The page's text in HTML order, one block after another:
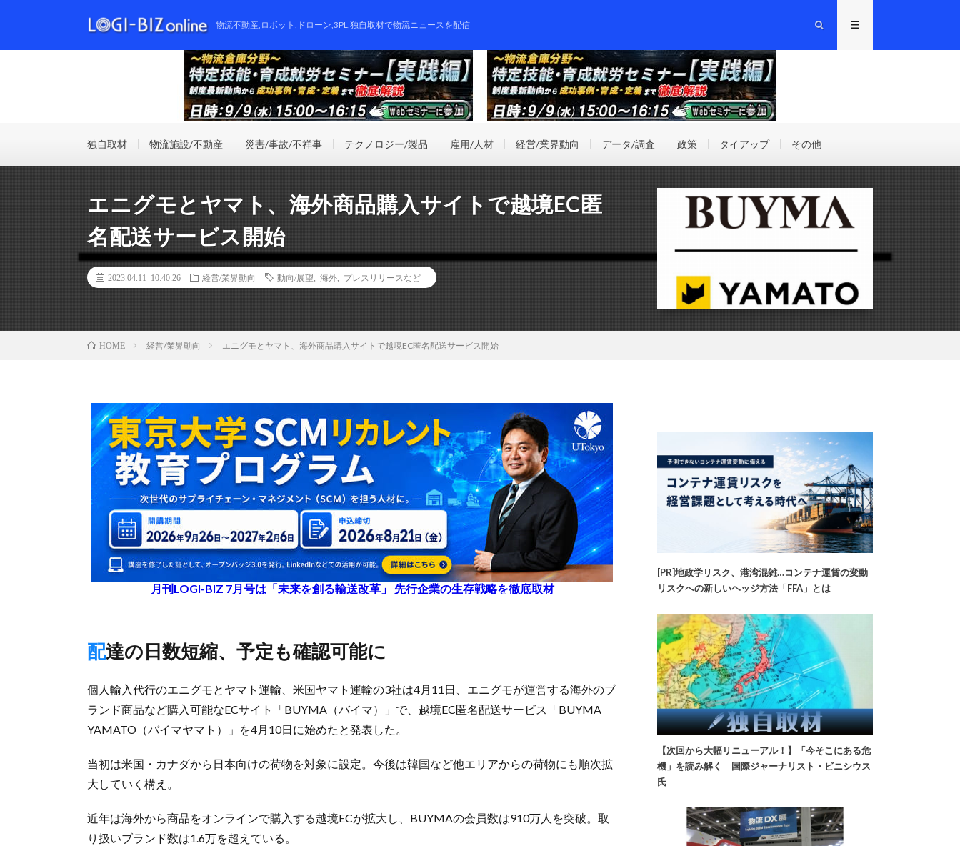
物流不動産,ロボット,ドローン,3PL,独自取材で物流ニュースを配信
独自取材 物流施設/不動産 災害/事故/不祥事 テクノロジー/製品 雇用/人材 経営/業界動向 データ/調査 政策 タイアップ その他
エニグモとヤマト、海外商品購入サイトで越境EC匿
名配送サービス開始
2023.04.11 10:40:26 経営/業界動向 動向/展望 海外 プレスリリースなど
HOME 経営/業界動向 エニグモとヤマト、海外商品購入サイトで越境EC匿名配送サービス開始
月刊LOGI-BIZ 7月号は「未来を創る輸送改革」 先行企業の生存戦略を徹底取材
配達の日数短縮、予定も確認可能に
個人輸入代行のエニグモとヤマト運輸、米国ヤマト運輸の3社は4月11日、エニグモが運営する海外のブ
ランド商品など購入可能なECサイト「BUYMA（バイマ）」で、越境EC匿名配送サービス「BUYMA
YAMATO（バイマヤマト）」を4月10日に始めたと発表した。
当初は米国・カナダから日本向けの荷物を対象に設定。今後は韓国など他エリアからの荷物にも順次拡
大していく構え。
近年は海外から商品をオンラインで購入する越境ECが拡大し、BUYMAの会員数は910万人を突破。取
り扱いブランド数は1.6万を超えている。
[PR]地政学リスク、港湾混雑…コンテナ運賃の変動
リスクへの新しいヘッジ方法「FFA」とは
【次回から大幅リニューアル！】「今そこにある危
機」を読み解く 国際ジャーナリスト・ビニシウス
氏